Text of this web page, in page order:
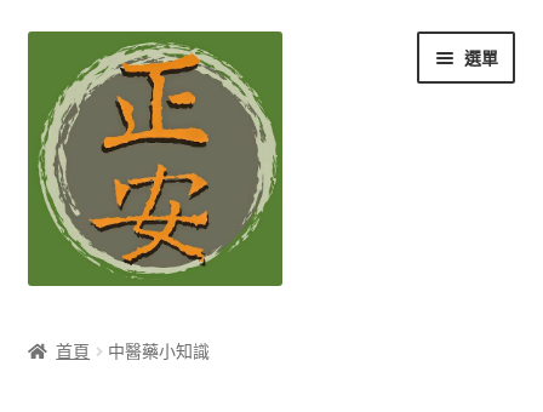
覽
列
要
內
容
選單
首頁 中醫藥小知識